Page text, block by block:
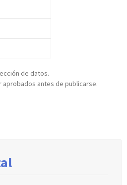
de datos.
antes de publicarse.